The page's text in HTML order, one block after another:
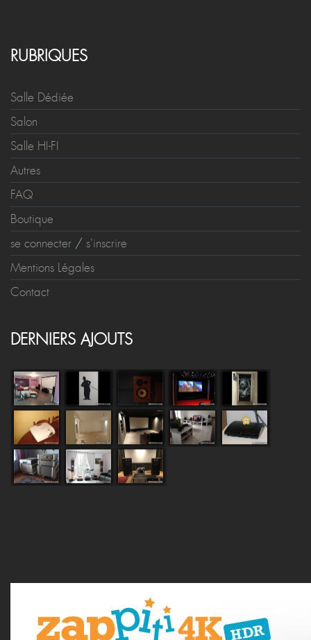
RUBRIQUES
Salle Dédiée
Salon
Salle HI-FI
Autres
FAQ
Boutique
se connecter / s'inscrire
Mentions Légales
Contact
DERNIERS AJOUTS